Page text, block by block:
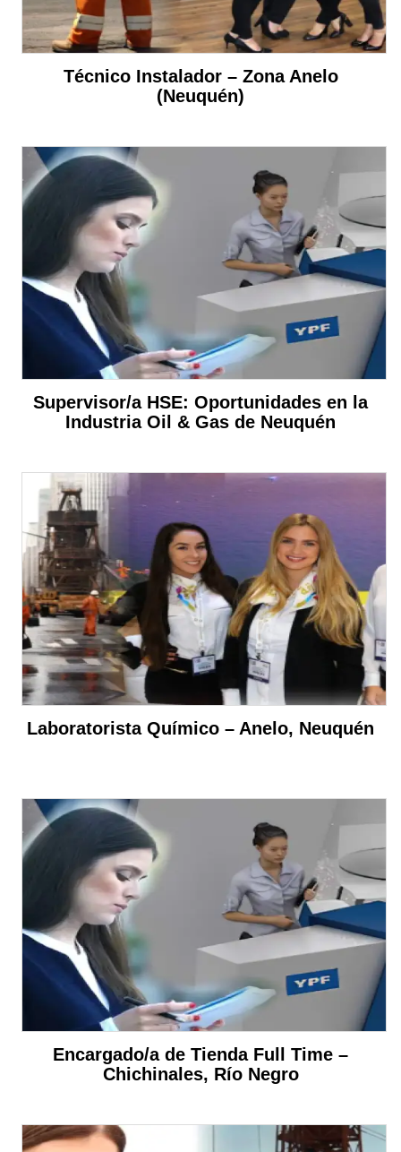
Técnico Instalador – Zona Anelo
(Neuquén)
Supervisor/a HSE: Oportunidades en la
Industria Oil & Gas de Neuquén
Laboratorista Químico – Anelo, Neuquén
Encargado/a de Tienda Full Time –
Chichinales, Río Negro